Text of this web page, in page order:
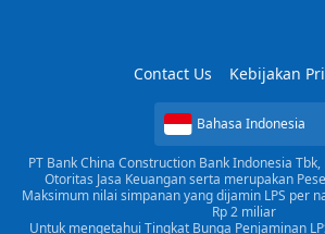
Contact Us Kebijakan
Bahasa Indonesia
PT Bank China Construction Bank Indonesia
Otoritas Jasa Keuangan serta merupakan
Maksimum nilai simpanan yang dijamin LPS per
Rp 2 miliar
Untuk mengetahui Tingkat Bunga Penjaminan